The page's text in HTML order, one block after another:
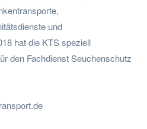
und
hat die KTS speziell
den Fachdienst Seuchenschutz